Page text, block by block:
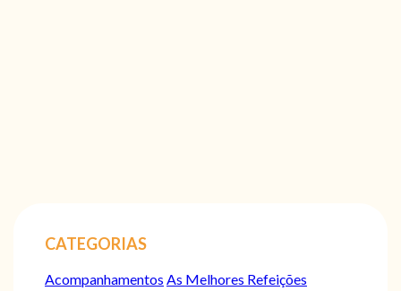
CATEGORIAS
Acompanhamentos As Melhores Refeições